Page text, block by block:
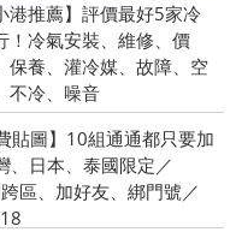
港推薦】評價最好5家冷
！冷氣安裝、維修、價
保養、灌冷媒、故障、空
不冷、噪音
貼圖】10組通通都只要加
、日本、泰國限定／
區、加好友、綁門號／